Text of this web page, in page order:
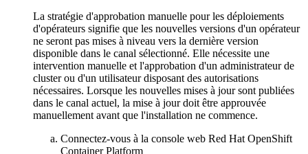
La stratégie d'approbation manuelle pour les déploiements
d'opérateurs signifie que les nouvelles versions d'un opérateur
ne seront pas mises à niveau vers la dernière version
disponible dans le canal sélectionné. Elle nécessite une
intervention manuelle et l'approbation d'un administrateur de
cluster ou d'un utilisateur disposant des autorisations
nécessaires. Lorsque les nouvelles mises à jour sont publiées
dans le canal actuel, la mise à jour doit être approuvée
manuellement avant que l'installation ne commence.
Connectez-vous à la console web Red Hat OpenShift
Container Platform